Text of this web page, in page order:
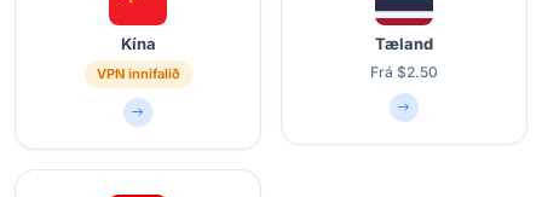
Kína
VPN innifalið
Tæland
Frá $2.50